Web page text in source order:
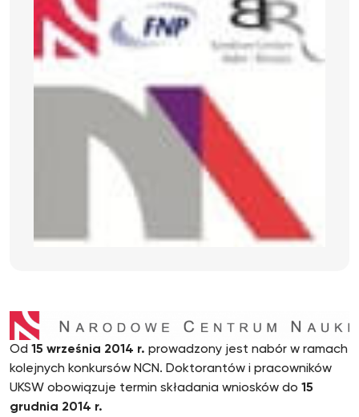
Od 15 września 2014 r. prowadzony jest nabór w ramach
kolejnych konkursów NCN. Doktorantów i pracowników
UKSW obowiązuje termin składania wniosków do 15
grudnia 2014 r.